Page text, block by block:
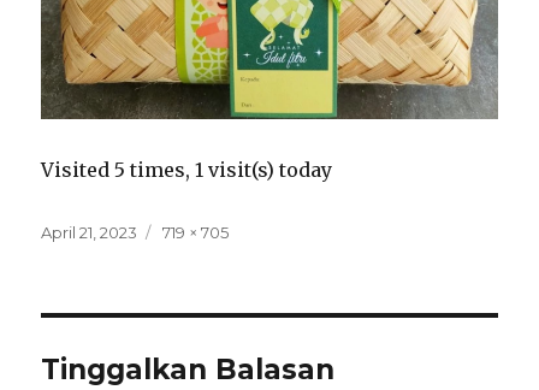
Visited 5 times, 1 visit(s) today
Posted
April 21, 2023
Full
719 × 705
Tinggalkan Balasan